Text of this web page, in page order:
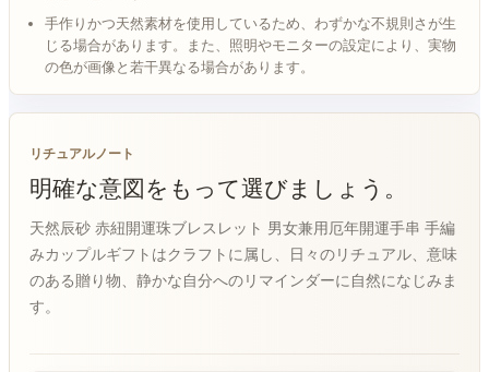
手作りかつ天然素材を使用しているため、わずかな不規則さが生
じる場合があります。また、照明やモニターの設定により、実物
の色が画像と若干異なる場合があります。
リチュアルノート
明確な意図をもって選びましょう。
天然辰砂 赤紐開運珠ブレスレット 男女兼用厄年開運手串 手編
みカップルギフトはクラフトに属し、日々のリチュアル、意味
のある贈り物、静かな自分へのリマインダーに自然になじみま
す。